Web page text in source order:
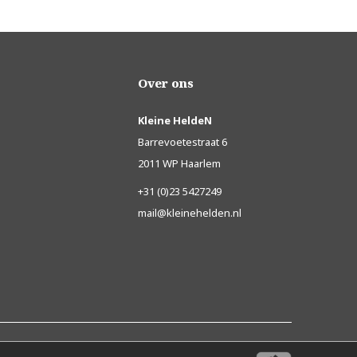
Over ons
Kleine HeldeN
Barrevoetestraat 6
2011 WP Haarlem
+31 (0)23 5427249
mail@kleinehelden.nl